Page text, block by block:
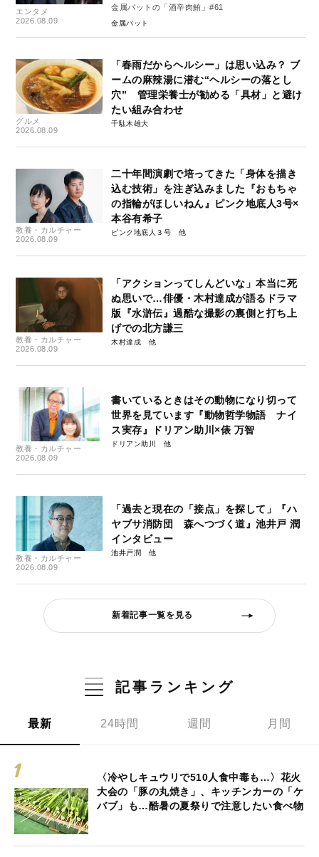
エンタメ
2026.08.09
金属バットの「酒辛肉鮪」#61
金属バット
グルメ
2026.08.09
「春雨だからヘルシー」は思い込み？ ブ
ームの麻辣湯に潜む“ヘルシーの落とし
穴” 管理栄養士が勧める「具材」と避け
たい組み合わせ
千駄木雄大
教養・カルチャー
2026.08.09
二十年間演劇で培ってきた「身体を描き
込む技術」を注ぎ込みました『おもちゃ
の指輪がほしいねん』ピンク地底人3号×
本谷有希子
ピンク地底人３号
教養・カルチャー
2026.08.09
「アクションってしんどいな」本当に死
ぬ思いで…俳優・木村達成が語るドラマ
版『水滸伝』過酷な撮影の裏側と打ち上
げでの北方謙三
木村達成
教養・カルチャー
2026.08.09
書いているときはその動物になり切って
世界を見ています『動物哲学物語 ナイ
ス実存』ドリアン助川×俵 万智
ドリアン助川
教養・カルチャー
2026.08.09
「過去と現在の「接点」を探して」『ハ
ヤブサ消防団 森へつづく道』池井戸 潤
インタビュー
池井戸潤
新着記事一覧を見る
記事ランキング
最新 24時間 週間 月間
〈冷やしキュウリで510人食中毒も…〉花火
大会の「豚の丸焼き」、キッチンカーの「ケ
バブ」も…酷暑の夏祭りで注意したい食べ物